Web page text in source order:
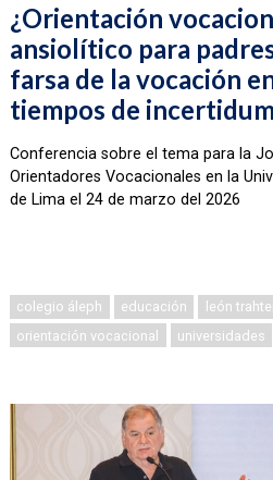
¿Orientación
ansiolítico para
farsa de la vocación
tiempos de
Conferencia sobre el tema para la
Orientadores Vocacionales en la
de Lima el 24 de marzo del 2026
colegio áleph educación
león
orientación vocacional
universidades